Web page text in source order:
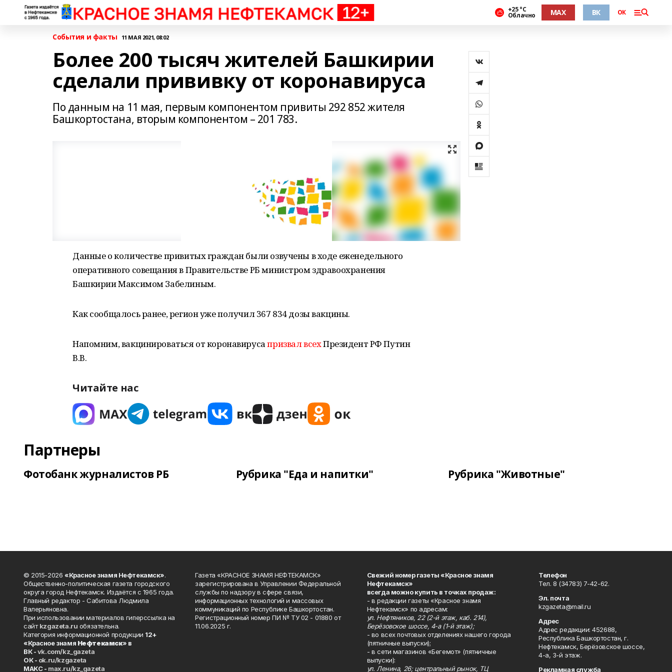
+25 °С
Облачно MAX ВК ОК
События и факты 11 МАЯ 2021, 08:02
Более 200 тысяч жителей Башкирии
сделали прививку от коронавируса
По данным на 11 мая, первым компонентом привиты 292 852 жителя
Башкортостана, вторым компонентом – 201 783.
Данные о количестве привитых граждан были озвучены в ходе еженедельного
оперативного совещания в Правительстве РБ министром здравоохранения
Башкирии Максимом Забелиным.
Как сообщалось ранее, регион уже получил 367 834 дозы вакцины.
Напомним, вакцинироваться от коронавирусапризвал всехПрезидент РФ Путин
В.В.
Читайте нас
Партнеры
Фотобанк журналистов РБ Рубрика "Еда и напитки" Рубрика "Животные"
© 2015-2026 «Красное знамя Нефтекамск».
Общественно-политическая газета городского
округа город Нефтекамск. Издаётся с 1965 года.
Главный редактор - Сабитова Людмила
Валерьяновна.
При использовании материалов гиперссылка на
сайтkzgazeta.ru обязательна.
Категория информационной продукции 12+
«Красное знамя Нефтекамск» в
ВК -vk.com/kz_gazeta
ОК - ok.ru/kzgazeta
MAKC - max.ru/kz_gazeta
Газета «КРАСНОЕ ЗНАМЯ НЕФТЕКАМСК»
зарегистрирована в Управлении Федеральной
службы по надзору в сфере связи,
информационных технологий и массовых
коммуникаций по Республике Башкортостан.
Регистрационный номер ПИ № ТУ 02 - 01880 от
11.06.2025 г.
Свежий номер газеты «Красное знамя
Нефтекамск»
всегда можно купить в точках продаж:
- в редакции газеты «Красное знамя
Нефтекамск» по адресам:
ул. Нефтяников, 22 (2-й этаж, каб. 214),
Берёзовское шоссе, 4-а (1-й этаж);
- во всех почтовых отделениях нашего города
(пятничные выпуски);
- в сети магазинов «Бегемот» (пятничные
выпуски):
ул. Ленина, 26; центральный рынок, ТЦ
Телефон
Тел. 8 (34783) 7-42-62.
Эл. почта
kzgazeta@mail.ru
Адрес
Адрес редакции: 452688,
Республика Башкортостан, г.
Нефтекамск, Берёзовское шоссе,
4-а, 3-й этаж.
Рекламная служба